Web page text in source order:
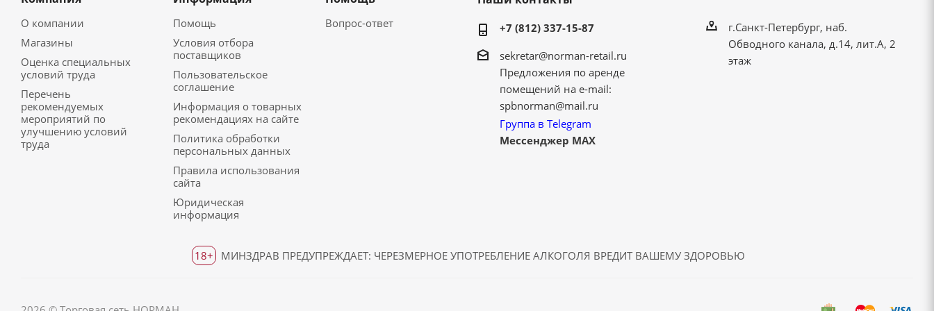
О компании
Магазины
Оценка специальных
условий труда
Перечень
рекомендуемых
мероприятий по
улучшению условий
труда
Помощь
Условия отбора
поставщиков
Пользовательское
соглашение
Информация о товарных
рекомендациях на сайте
Политика обработки
персональных данных
Правила использования
сайта
Юридическая
информация
Вопрос-ответ
+7 (812) 337-15-87
sekretar@norman-retail.ru
Предложения по аренде
помещений на e-mail:
spbnorman@mail.ru
Группа в Telegram
Мессенджер MAX
г.Санкт-Петербург, наб.
Обводного канала, д.14, лит.А, 2
этаж
18+ МИНЗДРАВ ПРЕДУПРЕЖДАЕТ: ЧЕРЕЗМЕРНОЕ УПОТРЕБЛЕНИЕ АЛКОГОЛЯ ВРЕДИТ ВАШЕМУ ЗДОРОВЬЮ